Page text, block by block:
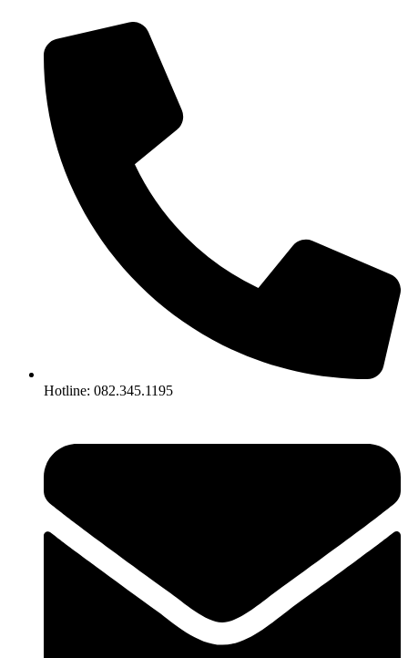
Hotline: 082.345.1195